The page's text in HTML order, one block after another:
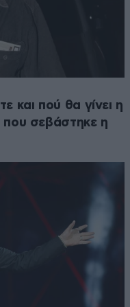
και πού θα γίνει η
που σεβάστηκε η